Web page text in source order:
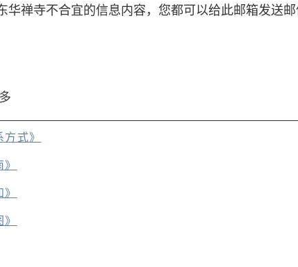
华禅寺不合宜的信息内容，您都可以给此邮箱发送
方式》